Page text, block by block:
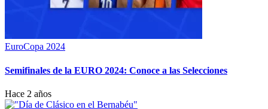
EuroCopa 2024
Semifinales de la EURO 2024: Conoce a las Selecciones
Hace 2 años